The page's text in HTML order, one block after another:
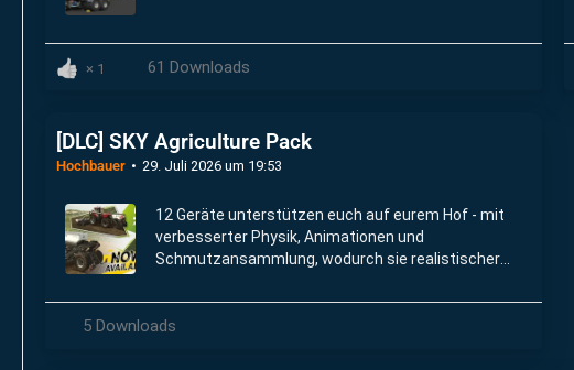
1 61 Downloads
[DLC] SKY Agriculture Pack
Hochbauer 29. Juli 2026 um 19:53
12 Geräte unterstützen euch auf eurem Hof - mit
verbesserter Physik, Animationen und
Schmutzansammlung, wodurch sie realistischer
5 Downloads